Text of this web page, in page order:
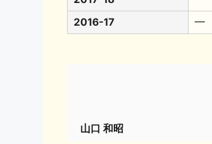
2016-17
━
山口 和昭